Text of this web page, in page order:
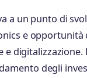
a un punto di
e
digitalizzazione.
degli